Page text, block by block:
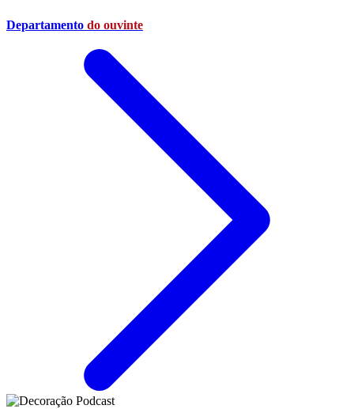
Departamento do ouvinte